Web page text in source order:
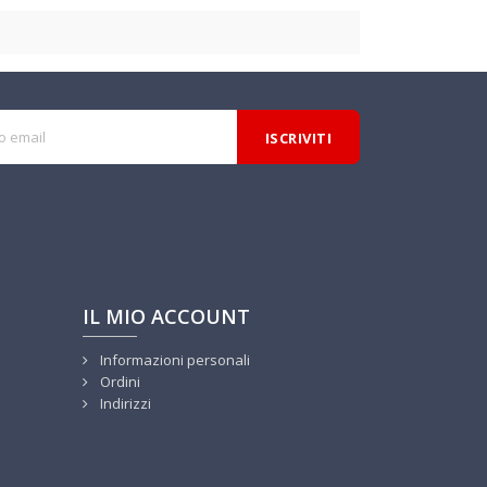
IL MIO ACCOUNT
Informazioni personali
Ordini
Indirizzi